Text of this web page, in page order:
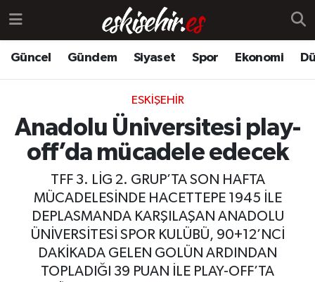
Güncel Gündem Siyaset Spor Ekonomi
ESKIŞEHIR
Anadolu Üniversitesi play-
off’da mücadele edecek
TFF 3. LİG 2. GRUP’TA SON HAFTA
MÜCADELESİNDE HACETTEPE 1945 İLE
DEPLASMANDA KARŞILAŞAN ANADOLU
ÜNİVERSİTESİ SPOR KULÜBÜ, 90+12’NCİ
DAKİKADA GELEN GOLÜN ARDINDAN
TOPLADIĞI 39 PUAN İLE PLAY-OFF’TA